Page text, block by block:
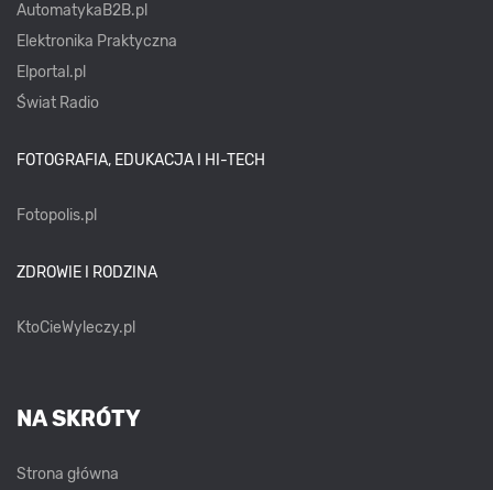
AutomatykaB2B.pl
Elektronika Praktyczna
Elportal.pl
Świat Radio
FOTOGRAFIA, EDUKACJA I HI-TECH
Fotopolis.pl
ZDROWIE I RODZINA
KtoCieWyleczy.pl
NA SKRÓTY
Strona główna